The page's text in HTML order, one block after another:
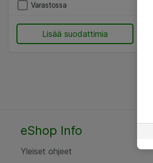
Varastossa
Lisää suodattimia
eShop Info
Yleiset ohjeet